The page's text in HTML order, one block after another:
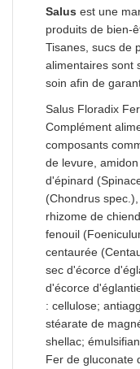
Salus est une
produits de bien-
Tisanes, sucs de
alimentaires sont
soin afin de
Salus Floradix
Complément
composants
de levure,
d'épinard
(Chondrus
rhizome de
fenouil
centaurée
sec d'écorce
d'écorce
: cellulose;
stéarate de
shellac;
Fer de gluconate